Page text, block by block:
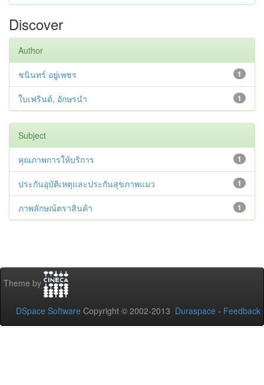
Discover
Author
1
ชนินทร์ อยู่เพชร
1
ใบเฟรินด์, อักษรนำ
Subject
1
คุณภาพการให้บริการ
1
ประกันอุบัติเหตุและประกันสุขภาพแมว
1
ภาพลักษณ์ตราสินค้า
Theme by
DSpace Software Copyright © 2002-2013 Duraspace - Feedback